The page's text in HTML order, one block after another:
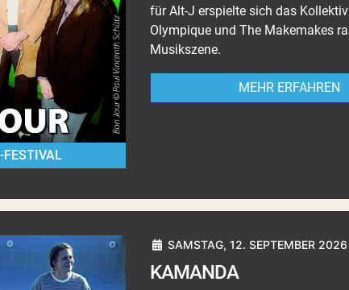
FESTIVAL
für Alt-J erspielte sich das
Olympique und The Makemakes
Musikszene.
MEHR ERFAHREN
SAMSTAG, 12. SEPTEMBER
KAMANDA